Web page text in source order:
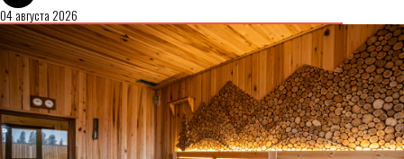
04 августа 2026